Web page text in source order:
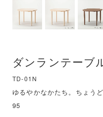
ダンランテーブ
TD-01N
ゆるやかなかたち。ちょう
95